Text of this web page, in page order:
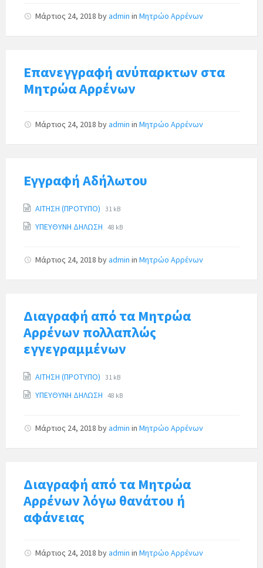
Μάρτιος 24, 2018 byadmin in Μητρώο Αρρένων
Επανεγγραφή ανύπαρκτων στα
Μητρώα Αρρένων
Μάρτιος 24, 2018 byadmin in Μητρώο Αρρένων
Εγγραφή Αδήλωτου
ΑΙΤΗΣΗ (ΠΡΟΤΥΠΟ) 31 kB
ΥΠΕΥΘΥΝΗ ΔΗΛΩΣΗ 48 kB
Μάρτιος 24, 2018 byadmin in Μητρώο Αρρένων
Διαγραφή από τα Μητρώα
Αρρένων πολλαπλώς
εγγεγραμμένων
ΑΙΤΗΣΗ (ΠΡΟΤΥΠΟ) 31 kB
ΥΠΕΥΘΥΝΗ ΔΗΛΩΣΗ 48 kB
Μάρτιος 24, 2018 byadmin in Μητρώο Αρρένων
Διαγραφή από τα Μητρώα
Αρρένων λόγω θανάτου ή
αφάνειας
Μάρτιος 24, 2018 byadmin in Μητρώο Αρρένων